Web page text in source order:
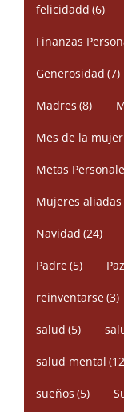
felicidadd (6)
Finanzas
Generosidad (7)
Madres (8)
Mes de la mujer
Metas
Mujeres aliadas
Navidad (24)
Padre(5) Paz
reinventarse(3)
salud (5)
salud mental
sueños (5)